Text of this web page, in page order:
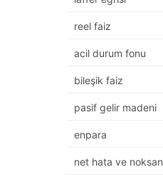
reel faiz
acil durum fonu
bileşik faiz
pasif gelir madeni
enpara
net hata ve noksan